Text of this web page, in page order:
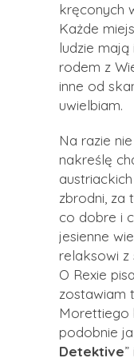
kręconych
Każde
ludzie mają
rodem z
inne od
uwielbiam.
Na razie
nakreślę
zbrodni, za
co dobre i
jesienne
relaksowi z
O Rexie
zostawiam
Morettiego
podobnie
Detektive”